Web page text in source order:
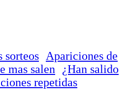
sorteos
Apariciones de
mas salen
¿Han salido
repetidas